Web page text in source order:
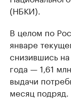
(НБКИ).
В целом по
январе
снизившись
года — 1,61
выдачи
месяц подряд.